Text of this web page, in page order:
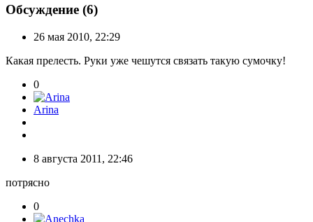
Обсуждение (6)
26 мая 2010, 22:29
Какая прелесть. Руки уже чешутся связать такую сумочку!
0
Arina
8 августа 2011, 22:46
потрясно
0